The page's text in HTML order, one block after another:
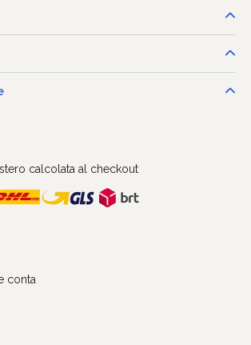
calcolata al checkout
conta